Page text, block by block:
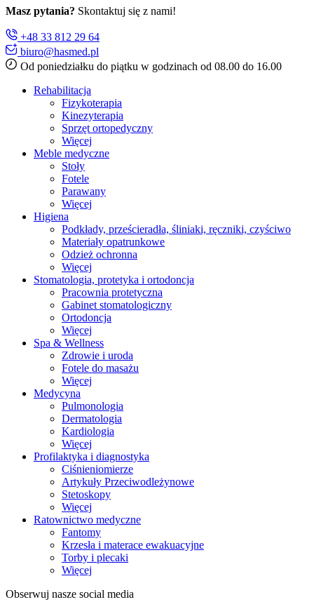
Masz pytania? Skontaktuj się z nami!
+48 33 812 29 64
biuro@hasmed.pl
Od poniedziałku do piątku w godzinach od 08.00 do 16.00
Rehabilitacja
Fizykoterapia
Kinezyterapia
Sprzęt ortopedyczny
Więcej
Meble medyczne
Stoły
Fotele
Parawany
Więcej
Higiena
Podkłady, prześcieradła, śliniaki, ręczniki, czyściwo
Materiały opatrunkowe
Odzież ochronna
Więcej
Stomatologia, protetyka i ortodoncja
Pracownia protetyczna
Gabinet stomatologiczny
Ortodoncja
Więcej
Spa & Wellness
Zdrowie i uroda
Fotele do masażu
Więcej
Medycyna
Pulmonologia
Dermatologia
Kardiologia
Więcej
Profilaktyka i diagnostyka
Ciśnieniomierze
Artykuły Przeciwodleżynowe
Stetoskopy
Więcej
Ratownictwo medyczne
Fantomy
Krzesła i materace ewakuacyjne
Torby i plecaki
Więcej
Obserwuj nasze social media